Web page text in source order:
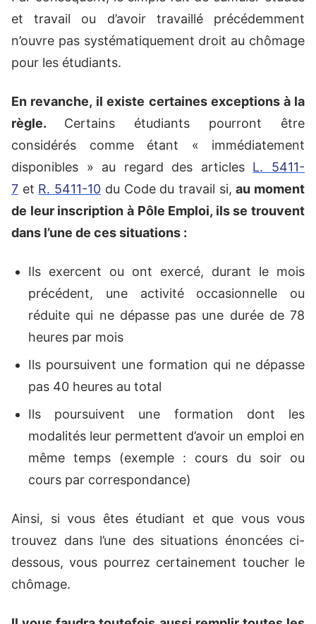
et travail ou d’avoir travaillé précédemment
n’ouvre pas systématiquement droit au chômage
pour les étudiants.
En revanche, il existe certaines exceptions à la
règle. Certains étudiants pourront être
considérés comme étant « immédiatement
disponibles » au regard des articles L. 5411-
7 et R. 5411-10 du Code du travail si,au moment
de leur inscription à Pôle Emploi, ils se trouvent
dans l’une de ces situations :
Ils exercent ou ont exercé, durant le mois
précédent, une activité occasionnelle ou
réduite qui ne dépasse pas une durée de 78
heures par mois
Ils poursuivent une formation qui ne dépasse
pas 40 heures au total
Ils poursuivent une formation dont les
modalités leur permettent d’avoir un emploi en
même temps (exemple : cours du soir ou
cours par correspondance)
Ainsi, si vous êtes étudiant et que vous vous
trouvez dans l’une des situations énoncées ci-
dessous, vous pourrez certainement toucher le
chômage.